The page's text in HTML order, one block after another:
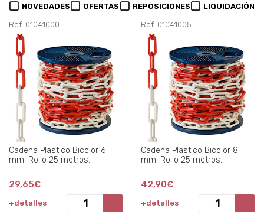
NOVEDADES OFERTAS REPOSICIONES LIQUIDACIÓN
Ref: 01041000
Cadena Plastico Bicolor 6
mm. Rollo 25 metros.
29,65€
+detalles
Ref: 01041005
Cadena Plastico Bicolor 8
mm. Rollo 25 metros.
42,90€
+detalles